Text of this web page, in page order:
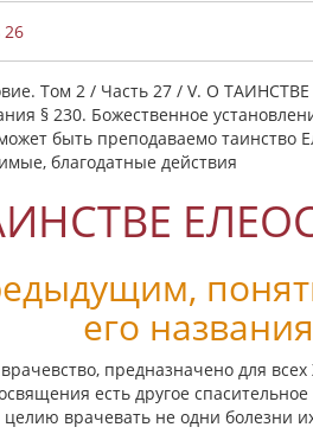
Том 2 / Часть 27 / V. О
§ 230. Божественное
быть преподаваемо таинство
благодатные действия
его названия
предназначено для
есть другое
врачевать не одни болезни